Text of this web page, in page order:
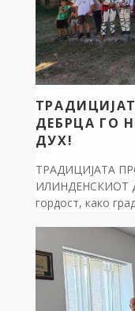
ДЕБРЦА ГО
ДУХ!
ТРАДИЦИЈАТА
ИЛИНДЕНСКИОТ
гордост, како
Сливово.
продолживме
длабока почит
историјата се
положивме